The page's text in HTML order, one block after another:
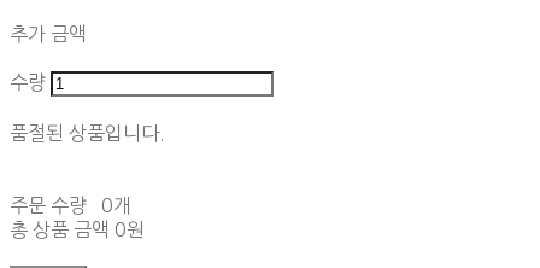
추가 금액
수량
품절된 상품입니다.
주문 수량
0개
총 상품 금액 0원